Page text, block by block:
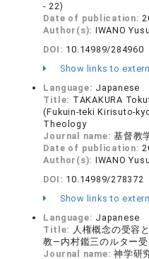
- 22)
Date of publication:
Author(s): IWANO
DOI: 10.14989/284960
Show links to
Language: Japanese
Title: TAKAKURA
(Fukuin-teki Kirisuto-
Theology
Journal name:基督教
Date of publication:
Author(s): IWANO
DOI: 10.14989/278372
Show links to
Language: Japanese
Title: 人権概念の受容
教―内村鑑三のルター
Journal name:神学研